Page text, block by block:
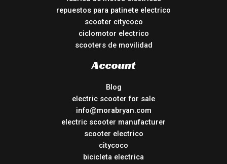
repuestos para patinete electrico
scooter citycoco
ciclomotor electrico
scooters de movilidad
Account
Blog
electric scooter for sale
info@morabryan.com
electric scooter manufacturer
scooter electrico
citycoco
bicicleta electrica